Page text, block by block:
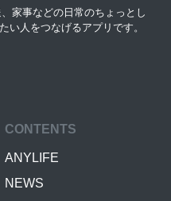
家事などの日常のちょっとし
い人をつなげるアプリです。
CONTENTS
ANYLIFE
NEWS